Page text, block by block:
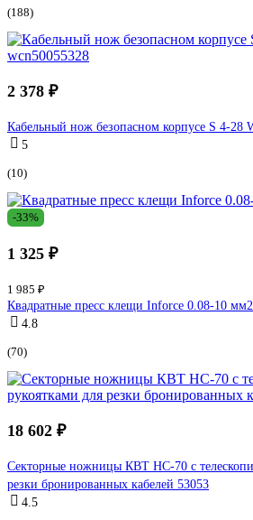
(188)
2 378 ₽
Кабельный нож безопасном корпусе S 4-28
5
(10)
-33%
1 325 ₽
1 985 ₽
Квадратные пресс клещи Inforce 0.08-10
4.8
(70)
18 602 ₽
Секторные ножницы КВТ НС-70 с
резки бронированных кабелей 53053
4.5